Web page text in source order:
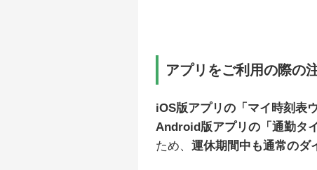
アプリをご利用の際の
iOS版アプリの「マイ時刻表
Android版アプリの「通勤タイ
ため、 運休期間中も通常のダ